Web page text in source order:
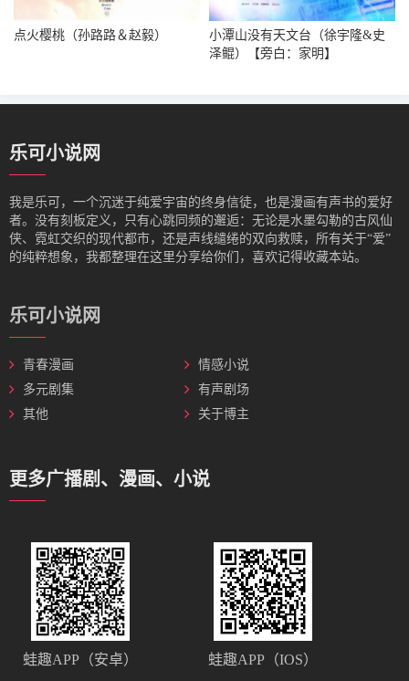
点火樱桃（孙路路＆赵毅）
小潭山没有天文台（徐宇隆&史
泽鲲）【旁白：家明】
乐可小说网
我是‌乐可，一个沉迷于纯爱宇宙的终身信徒，也是漫画有声书的爱好
者。没有刻板定义，只有心跳同频的邂逅：无论是水墨勾勒的古风仙
侠、霓虹交织的现代都市，还是声线缱绻的双向救赎，所有关于“爱”
的纯粹想象，我都整理在这里分享给你们，喜欢记得收藏本站。
乐可小说网
青春漫画
情感小说
多元剧集
有声剧场
其他
关于博主
更多广播剧、漫画、小说
蛙趣APP（安卓） 蛙趣APP（IOS）